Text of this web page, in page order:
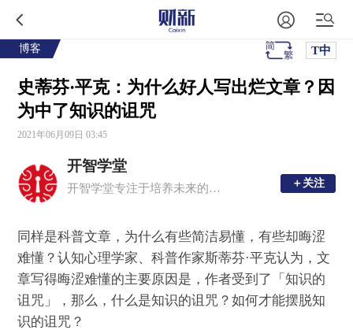
博客 T中
史蒂芬·平克：为什么好人写出烂文章？因
为中了知识的诅咒
2021年06月09日 03:45
开智学堂
开智学堂专注于培养未来的创造者，在这里你可以与小伙伴一起学习认知科学、人工智能和创意写作等 21 世纪人才所需的技能。 ＋关注
＋关注
同样是科普文章，为什么有些简洁易懂，有些却晦涩
难懂？认知心理学家、科普作家斯蒂芬·平克认为，文
章写得晦涩难懂的主要原因是，作者受到了「知识的
诅咒」，那么，什么是知识的诅咒？如何才能摆脱知
识的诅咒？